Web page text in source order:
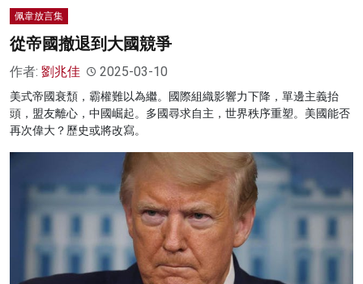
佩韋放言集
從帝國撤退到大國競爭
作者: 劉兆佳 2025-03-10
美式帝國衰頹，霸權難以為繼。國際組織影響力下降，單邊主義抬
頭，盟友離心，中國崛起。多國尋求自主，世界秩序重塑。美國能否
再次偉大？歷史或將改寫。